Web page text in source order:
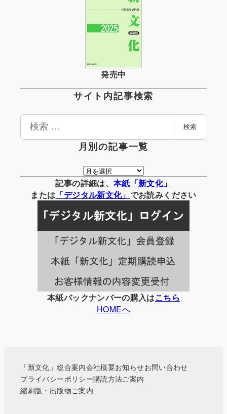
発売中
サイト内記事検索
検
検索
月別の記事一覧
月
別
の
事
一
覧
記事の詳細は、 本紙「新文化」
または 「デジタル新文化」 でお読みください
本紙バックナンバーの購入はこちら
HOMEへ
「新文化」総合案内会社概要お知らせお問い合わせ
プライバシーポリシー購読方法ご案内
縮刷版・出版物ご案内